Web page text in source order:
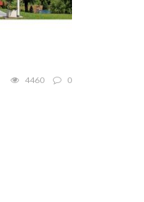
4460 0